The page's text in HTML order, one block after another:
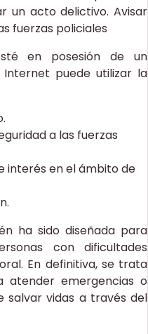
un acto delictivo. Avisar
fuerzas policiales
en posesión de un
puede utilizar la
a las fuerzas
interés en el ámbito de
ha sido diseñada para
con dificultades
En definitiva, se trata
emergencias o
salvar vidas a través del